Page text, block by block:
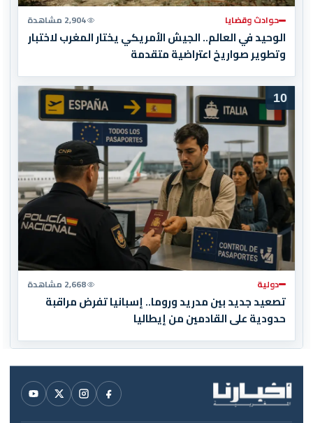
حوادث وقضايا 2,904 مشاهدة
الوحيد في العالم.. الجيش الأمريكي يختار المغرب لاختبار
وتطوير صواريخ اعتراضية متقدمة
10
دولية 2,668 مشاهدة
تصعيد جديد بين مدريد وروما.. إسبانيا تفرض مراقبة
حدودية على القادمين من إيطاليا